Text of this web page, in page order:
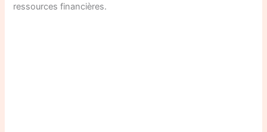
ressources financières.